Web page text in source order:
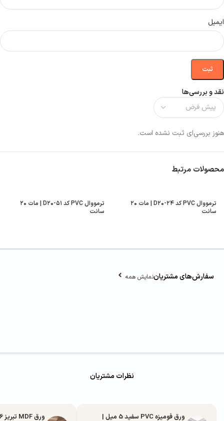
نقد و بررسی‌ها
هنوز بررسی‌ای ثبت نشده است.
ایمیل
محصولات مرتبط
ترمووال PVC کد D۲۰-۲۴ | مات ۲۰
سانت
ترمووال PVC کد D۲۰-۵۱ | مات ۲۰
سانت
سفارش‌های مشتریاننمایش همه
نظرات مشتریان
ورق فومیزه PVC سفید 5 میل |